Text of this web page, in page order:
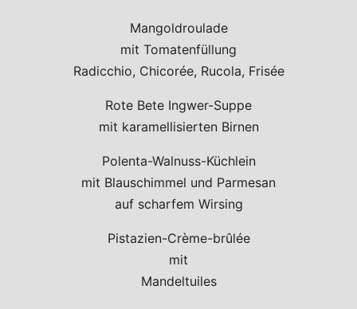
Mangoldroulade
mit Tomatenfüllung
Radicchio, Chicorée, Rucola, Frisée
Rote Bete Ingwer-Suppe
mit karamellisierten Birnen
Polenta-Walnuss-Küchlein
mit Blauschimmel und Parmesan
auf scharfem Wirsing
Pistazien-Crème-brûlée
mit
Mandeltuiles